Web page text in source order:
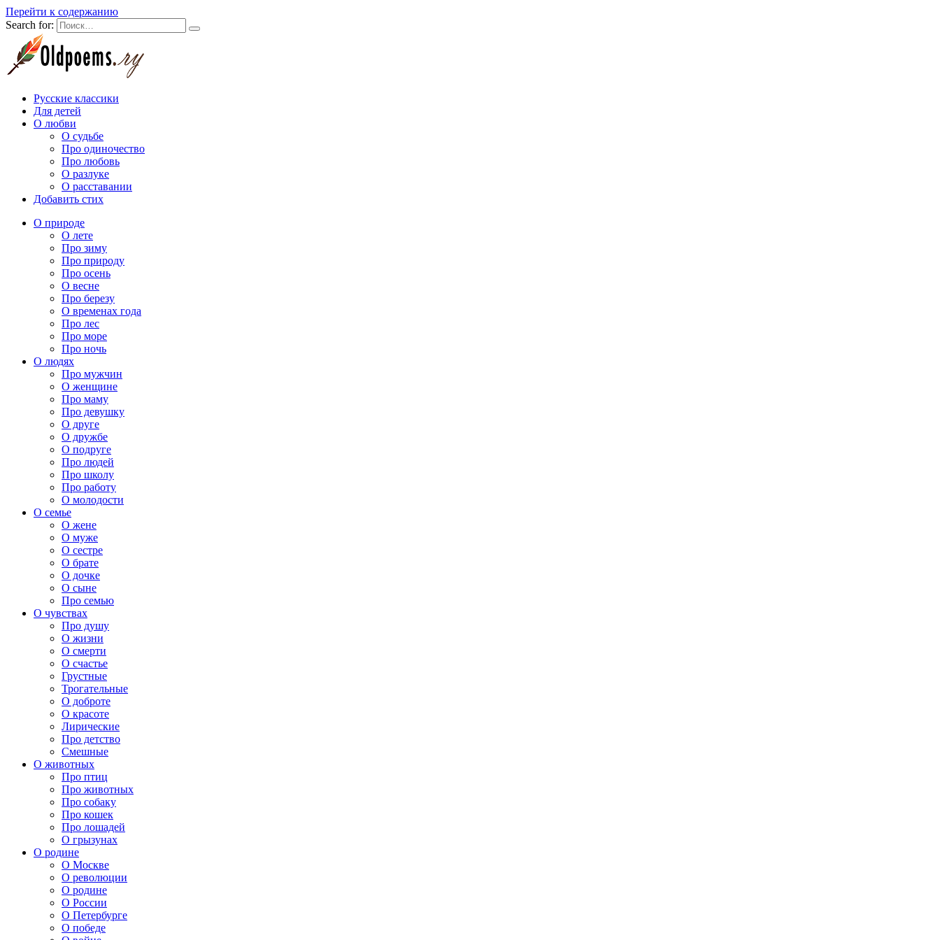
Перейти к содержанию
Search for:
Русские классики
Для детей
О любви
О судьбе
Про одиночество
Про любовь
О разлуке
О расставании
Добавить стих
О природе
О лете
Про зиму
Про природу
Про осень
О весне
Про березу
О временах года
Про лес
Про море
Про ночь
О людях
Про мужчин
О женщине
Про маму
Про девушку
О друге
О дружбе
О подруге
Про людей
Про школу
Про работу
О молодости
О семье
О жене
О муже
О сестре
О брате
О дочке
О сыне
Про семью
О чувствах
Про душу
О жизни
О смерти
О счастье
Грустные
Трогательные
О доброте
О красоте
Лирические
Про детство
Смешные
О животных
Про птиц
Про животных
Про собаку
Про кошек
Про лошадей
О грызунах
О родине
О Москве
О революции
О родине
О России
О Петербурге
О победе